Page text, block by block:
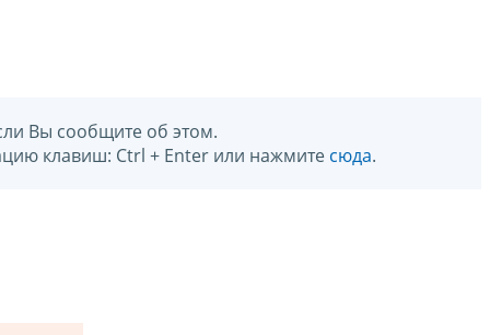
Вы сообщите об этом.
клавиш: Ctrl + Enter или нажмите сюда.